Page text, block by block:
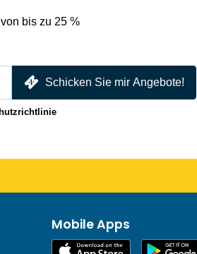
bis zu 25 %
Schicken Sie mir Angebote!
Mobile Apps